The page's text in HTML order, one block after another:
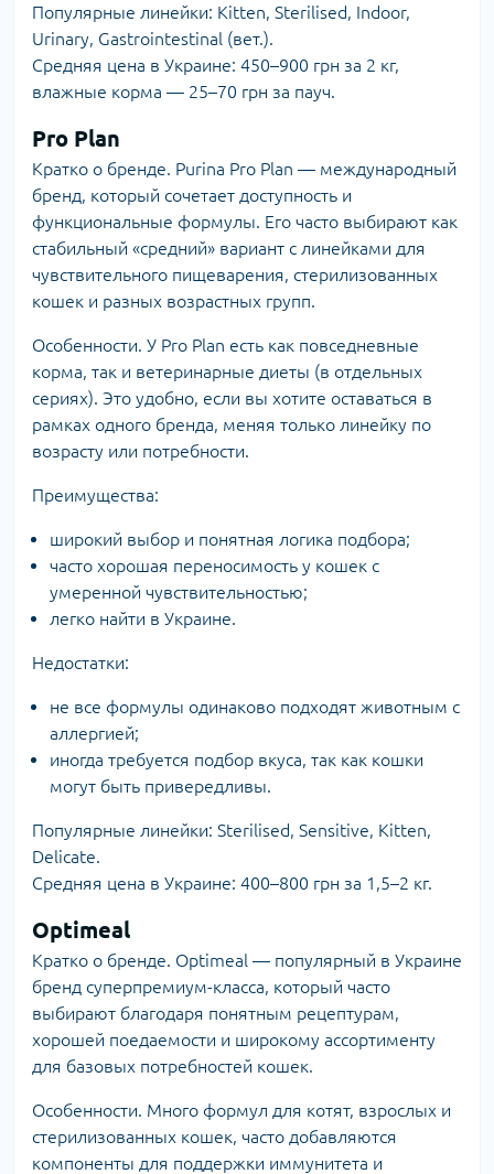
Популярные линейки: Kitten, Sterilised, Indoor,
Urinary, Gastrointestinal (вет.).
Средняя цена в Украине: 450–900 грн за 2 кг,
влажные корма — 25–70 грн за пауч.
Pro Plan
Кратко о бренде. Purina Pro Plan — международный
бренд, который сочетает доступность и
функциональные формулы. Его часто выбирают как
стабильный «средний» вариант с линейками для
чувствительного пищеварения, стерилизованных
кошек и разных возрастных групп.
Особенности. У Pro Plan есть как повседневные
корма, так и ветеринарные диеты (в отдельных
сериях). Это удобно, если вы хотите оставаться в
рамках одного бренда, меняя только линейку по
возрасту или потребности.
Преимущества:
широкий выбор и понятная логика подбора;
часто хорошая переносимость у кошек с
умеренной чувствительностью;
легко найти в Украине.
Недостатки:
не все формулы одинаково подходят животным с
аллергией;
иногда требуется подбор вкуса, так как кошки
могут быть привередливы.
Популярные линейки: Sterilised, Sensitive, Kitten,
Delicate.
Средняя цена в Украине: 400–800 грн за 1,5–2 кг.
Optimeal
Кратко о бренде. Optimeal — популярный в Украине
бренд суперпремиум-класса, который часто
выбирают благодаря понятным рецептурам,
хорошей поедаемости и широкому ассортименту
для базовых потребностей кошек.
Особенности. Много формул для котят, взрослых и
стерилизованных кошек, часто добавляются
компоненты для поддержки иммунитета и